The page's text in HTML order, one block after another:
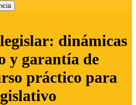
dinámicas
y garantía de
práctico para